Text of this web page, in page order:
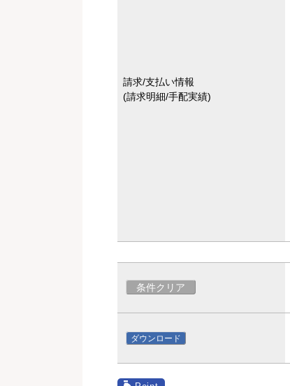
請求/支払い情報
(請求明細/手配実績)
条件クリア
ダウンロード